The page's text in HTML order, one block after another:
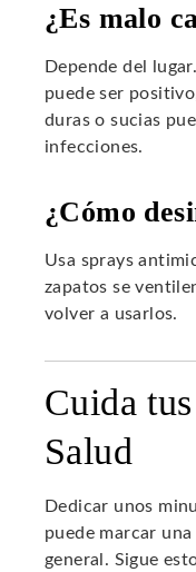
¿Es malo
Depende del
puede ser
duras o sucias
infecciones.
¿Cómo
Usa sprays
zapatos se
volver a usarlos.
Cuida
Salud
Dedicar unos
puede marcar
general. Sigue